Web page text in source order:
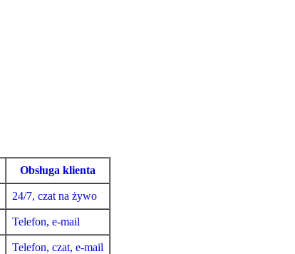
Obsługa klienta
24/7, czat na żywo
Telefon, e-mail
Telefon, czat, e-mail